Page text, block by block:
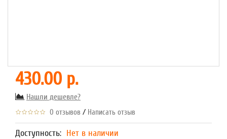
430.00 р.
Нашли дешевле?
0 отзывов / Написать отзыв
Доступность: Нет в наличии